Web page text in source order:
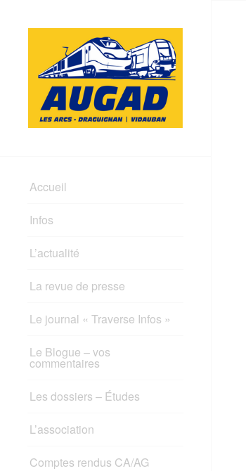
Accueil
Infos
L’actualité
La revue de presse
Le journal « Traverse Infos »
Le Blogue – vos
commentaires
Les dossiers – Études
L’association
Comptes rendus CA/AG